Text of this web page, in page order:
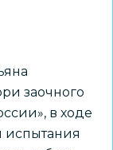
заочного
в ходе
испытания